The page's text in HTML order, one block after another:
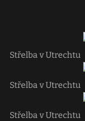
Střelba v Utrechtu
Střelba v Utrechtu
Střelba v Utrechtu